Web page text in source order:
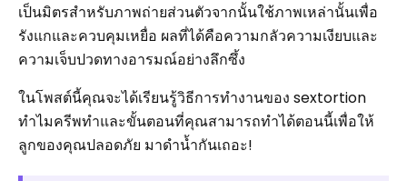
เป็นมิตรสำหรับภาพถ่ายส่วนตัวจากนั้นใช้ภาพเหล่านั้นเพื่อ
รังแกและควบคุมเหยื่อ ผลที่ได้คือความกลัวความเงียบและ
ความเจ็บปวดทางอารมณ์อย่างลึกซึ้ง
ในโพสต์นี้คุณจะได้เรียนรู้วิธีการทำงานของ sextortion
ทำไมครีพทำและขั้นตอนที่คุณสามารถทำได้ตอนนี้เพื่อให้
ลูกของคุณปลอดภัย มาดำน้ำกันเถอะ!